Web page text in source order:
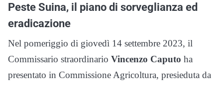
Peste Suina, il piano di sorveglianza ed
eradicazione
Nel pomeriggio di giovedì 14 settembre 2023, il
Commissario straordinario Vincenzo Caputo ha
presentato in Commissione Agricoltura, presieduta da